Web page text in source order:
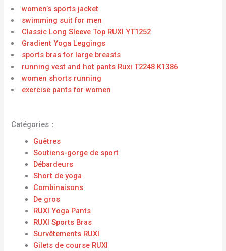
women’s sports jacket
swimming suit for men
Classic Long Sleeve Top RUXI YT1252
Gradient Yoga Leggings
sports bras for large breasts
running vest and hot pants Ruxi T2248 K1386
women shorts running
exercise pants for women
Catégories：
Guêtres
Soutiens-gorge de sport
Débardeurs
Short de yoga
Combinaisons
De gros
RUXI Yoga Pants
RUXI Sports Bras
Survêtements RUXI
Gilets de course RUXI